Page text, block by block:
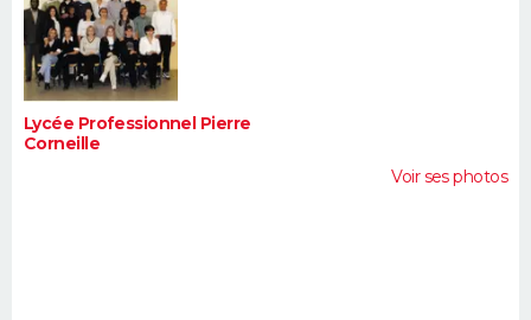
Lycée Professionnel Pierre
Corneille
Voir ses photos